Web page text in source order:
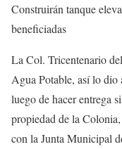
Construirán tanque
beneficiadas
La Col. Tricentenario
Agua Potable, así lo dio
luego de hacer entrega
propiedad de la
con la Junta Municipal